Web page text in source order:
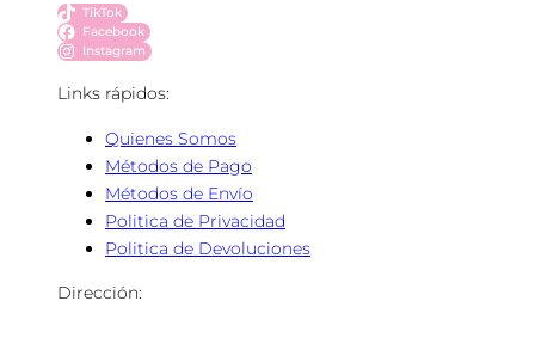
TikTok
Facebook
Instagram
Links rápidos:
Quienes Somos
Métodos de Pago
Métodos de Envío
Politica de Privacidad
Politica de Devoluciones
Dirección: